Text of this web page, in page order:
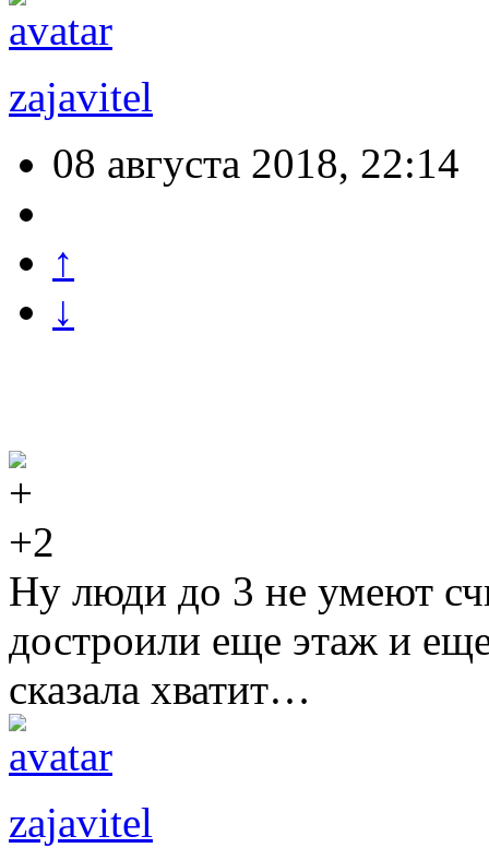
zajavitel
08 августа 2018, 22:14
↑
↓
+2
Ну люди до 3 не умеют
достроили еще этаж и
сказала хватит…
zajavitel